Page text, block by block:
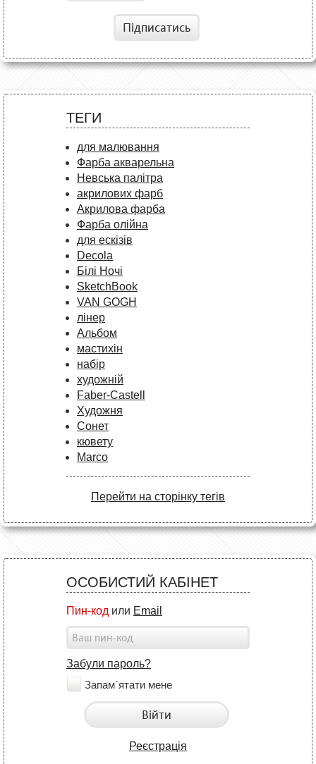
Підписатись
ТЕГИ
для малювання
Фарба акварельна
Невська палітра
акрилових фарб
Акрилова фарба
Фарба олійна
для ескізів
Decola
Білі Ночі
SketchBook
VAN GOGH
лінер
Альбом
мастихін
набір
художній
Faber-Castell
Художня
Сонет
кювету
Marco
Перейти на сторінку тегів
ОСОБИСТИЙ КАБІНЕТ
Пин-код или Email
Забули пароль?
Запам`ятати мене
Війти
Реєстрація